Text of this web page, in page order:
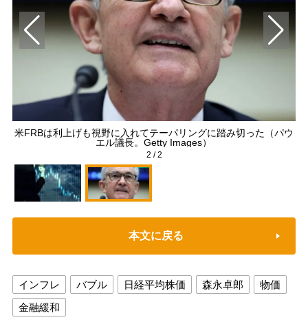
米FRBは利上げも視野に入れてテーパリングに踏み切った（パウ
エル議長。Getty Images）
2 /2
本文に戻る
インフレ バブル 日経平均株価 森永卓郎
物価
金融緩和